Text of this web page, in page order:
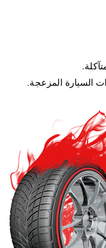
السيارة المزعجة.